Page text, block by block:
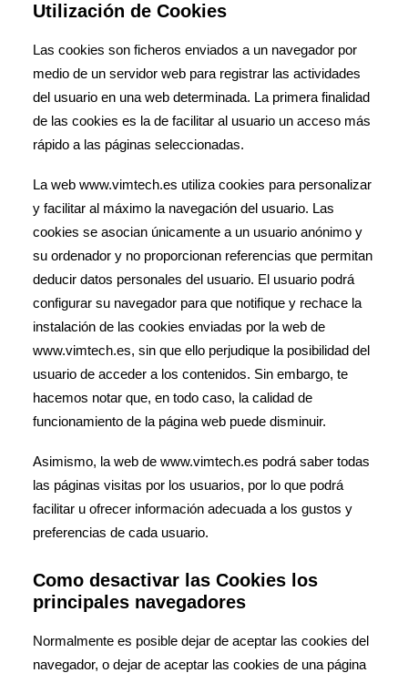
Utilización de Cookies
Las cookies son ficheros enviados a un navegador por
medio de un servidor web para registrar las actividades
del usuario en una web determinada. La primera finalidad
de las cookies es la de facilitar al usuario un acceso más
rápido a las páginas seleccionadas.
La web www.vimtech.es utiliza cookies para personalizar
y facilitar al máximo la navegación del usuario. Las
cookies se asocian únicamente a un usuario anónimo y
su ordenador y no proporcionan referencias que permitan
deducir datos personales del usuario. El usuario podrá
configurar su navegador para que notifique y rechace la
instalación de las cookies enviadas por la web de
www.vimtech.es, sin que ello perjudique la posibilidad del
usuario de acceder a los contenidos. Sin embargo, te
hacemos notar que, en todo caso, la calidad de
funcionamiento de la página web puede disminuir.
Asimismo, la web de www.vimtech.es podrá saber todas
las páginas visitas por los usuarios, por lo que podrá
facilitar u ofrecer información adecuada a los gustos y
preferencias de cada usuario.
Como desactivar las Cookies los
principales navegadores
Normalmente es posible dejar de aceptar las cookies del
navegador, o dejar de aceptar las cookies de una página